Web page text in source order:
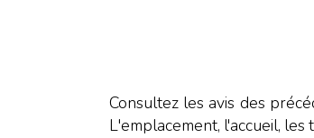
Consultez les avis des
L'emplacement, l'accueil,